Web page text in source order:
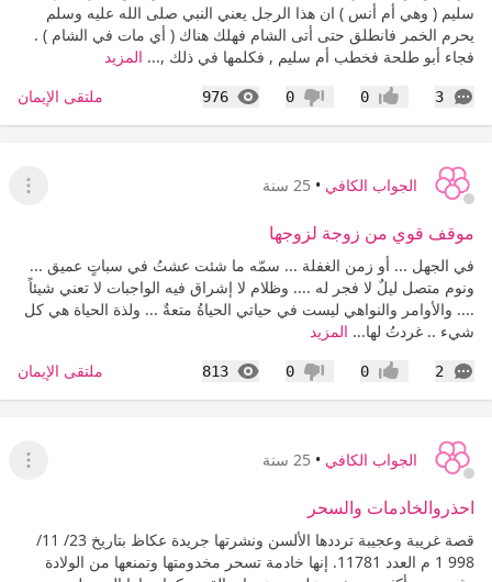
سليم ( وهي أم أنس ) ان هذا الرجل يعني النبي صلى الله عليه وسلم
يحرم الخمر فانطلق حتى أتى الشام فهلك هناك ( أي مات في الشام ) .
فجاء أبو طلحة فخطب أم سليم , فكلمها في ذلك ,... المزيد
3
التعليقات إعجاب0 عدم إعجاب
0
976
المشاهدات ملتقى الإيمان
الجواب الكافي • 25 سنة
عرض
موقف قوي من زوجة لزوجها
في الجهل ... أو زمن الغفلة ... سمّه ما شئت عشتُ في سباتٍ عميق ...
ونوم متصل ليلٌ لا فجر له .... وظلام لا إشراق فيه الواجبات لا تعني شيئاً
.... والأوامر والنواهي ليست في حياتي الحياةُ متعةٌ ... ولذة الحياة هي كل
شيء .. غردتُ لها... المزيد
2
التعليقات إعجاب0 عدم إعجاب
0
813
المشاهدات ملتقى الإيمان
الجواب الكافي • 25 سنة
عرض
احذروالخادمات والسحر
قصة غريبة وعجيبة ترددها الألسن ونشرتها جريدة عكاظ بتاريخ 23/ 11/
998 1 م العدد 11781. إنها خادمة تسحر مخدومتها وتمنعها من الولادة